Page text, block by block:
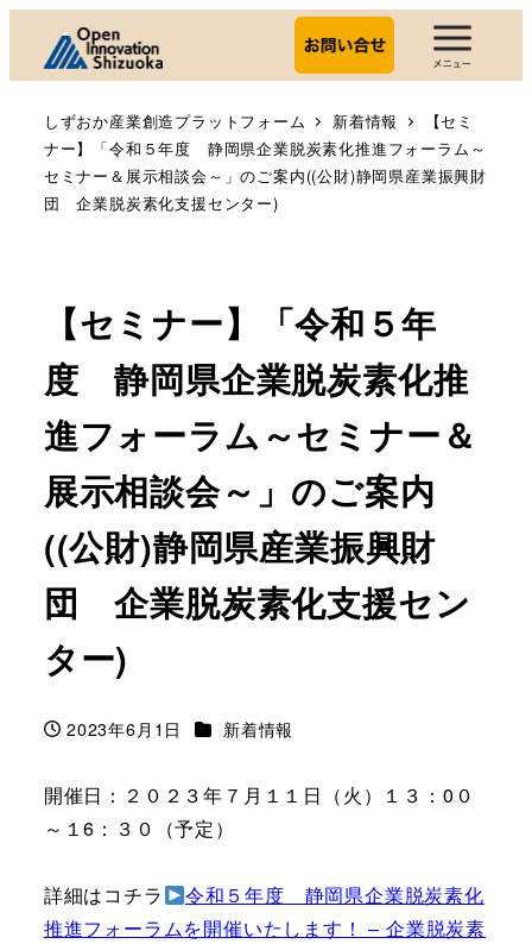
しずおか産業創造プラットフォーム 新着情報
【セミ
ナー】「令和５年度 静岡県企業脱炭素化推進フォーラム～
セミナー＆展示相談会～」のご案内((公財)静岡県産業振興財
団 企業脱炭素化支援センター)
【セミナー】「令和５年
度 静岡県企業脱炭素化推
進フォーラム～セミナー＆
展示相談会～」のご案内
((公財)静岡県産業振興財
団 企業脱炭素化支援セン
ター)
投稿日
2023年6月1日 カテゴリー
新着情報
開催日：２０２３年７月１１日（火）１３：0０
～１6：３０（予定）
詳細はコチラ
令和５年度 静岡県企業脱炭素化
推進フォーラムを開催いたします！ – 企業脱炭素